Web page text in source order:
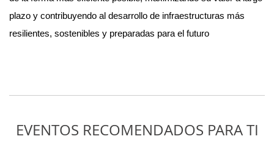
plazo y contribuyendo al desarrollo de infraestructuras más
resilientes, sostenibles y preparadas para el futuro
EVENTOS RECOMENDADOS PARA TI